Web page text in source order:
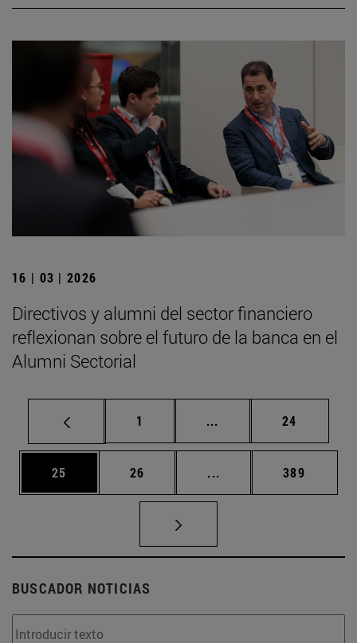
16 | 03 | 2026
Directivos y alumni del sector financiero
reflexionan sobre el futuro de la banca en el
Alumni Sectorial
Página
1 ... Páginas intermedias
Página
24
Página
25 Página
26 ... Páginas intermedias
Página
389
BUSCADOR NOTICIAS